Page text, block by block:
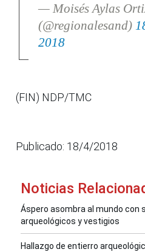
— Moisés Aylas
(@regionalesand)
2018
(FIN) NDP/TMC
Publicado: 18/4/2018
Noticias
Áspero asombra al mundo con
arqueológicos y vestigios
Hallazgo de entierro